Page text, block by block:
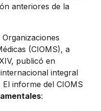
anteriores de la
(CIOMS), a
publicó en
integral
informe del CIOMS
: